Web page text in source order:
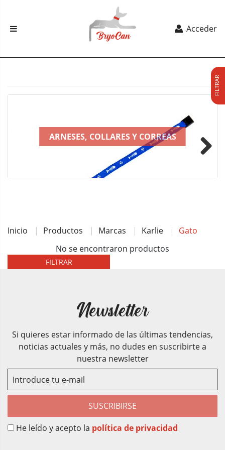
Acceder
ARNESES, COLLARES Y CORREAS
Inicio Productos Marcas Karlie
Gato
No se encontraron productos
FILTRAR
FILTRAR
Newsletter
Si quieres estar informado de las últimas tendencias,
noticias actuales y más, no dudes en suscribirte a
nuestra newsletter
SUSCRIBIRSE
He leído y acepto la política de privacidad